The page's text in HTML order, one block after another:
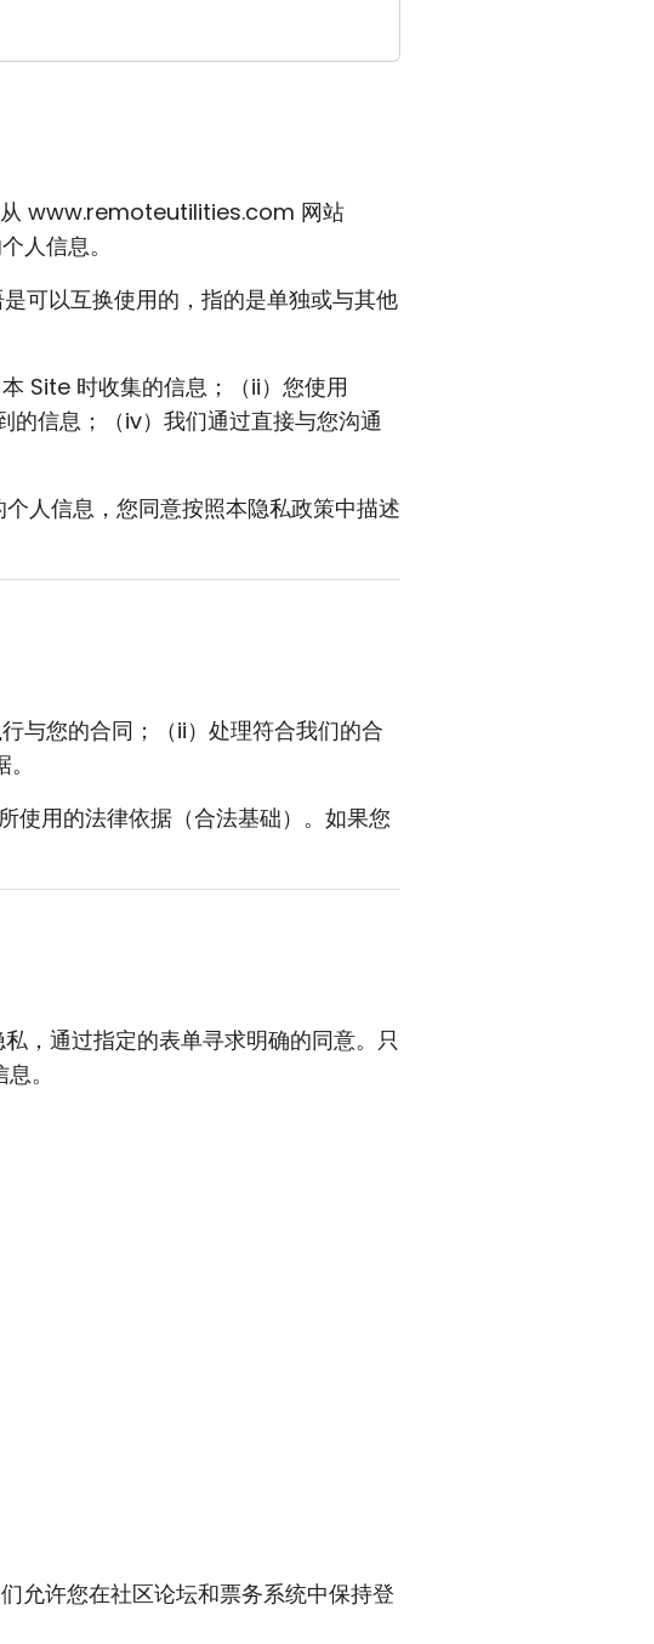
从 www.remoteutilities.com 网站
人信息。
可以互换使用的，指的是单独或与其他
Site 时收集的信息；（ii）您使用
信息；（iv）我们通过直接与您沟通
人信息，您同意按照本隐私政策中描述
与您的合同；（ii）处理符合我们的合
使用的法律依据（合法基础）。如果您
，通过指定的表单寻求明确的同意。只
。
允许您在社区论坛和票务系统中保持登